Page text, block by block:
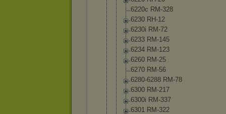
6220c RM-328
6230 RH-12
6230i RM-72
6233 RM-145
6234 RM-123
6260 RM-25
6270 RM-56
6280-6288 RM-78
6300 RM-217
6300i RM-337
6301 RM-322